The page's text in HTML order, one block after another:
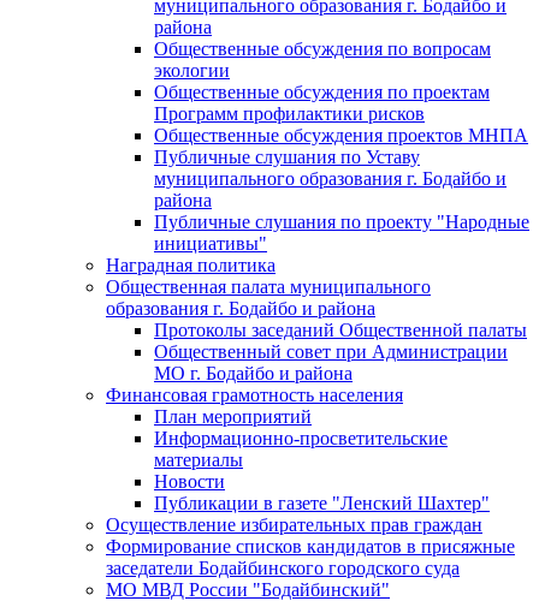
муниципального образования г. Бодайбо и
района
Общественные обсуждения по вопросам
экологии
Общественные обсуждения по проектам
Программ профилактики рисков
Общественные обсуждения проектов МНПА
Публичные слушания по Уставу
муниципального образования г. Бодайбо и
района
Публичные слушания по проекту "Народные
инициативы"
Наградная политика
Общественная палата муниципального
образования г. Бодайбо и района
Протоколы заседаний Общественной палаты
Общественный совет при Администрации
МО г. Бодайбо и района
Финансовая грамотность населения
План мероприятий
Информационно-просветительские
материалы
Новости
Публикации в газете "Ленский Шахтер"
Осуществление избирательных прав граждан
Формирование списков кандидатов в присяжные
заседатели Бодайбинского городского суда
МО МВД России "Бодайбинский"